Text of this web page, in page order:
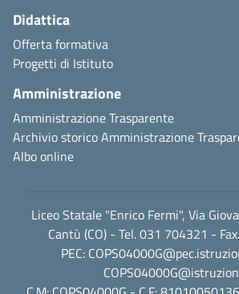
Didattica
Offerta formativa
Progetti di Istituto
Amministrazione
Amministrazione Trasparente
Archivio storico Amministrazione
Albo online
Liceo Statale "Enrico Fermi", Via
Cantù (CO) - Tel. 031 704321 -
PEC: